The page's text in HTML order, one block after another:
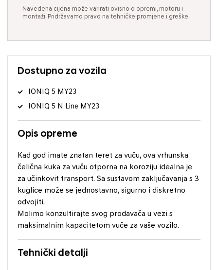
Navedena cijena može varirati ovisno o opremi, motoru i
montaži. Pridržavamo pravo na tehničke promjene i greške.
Dostupno za vozila
IONIQ 5 MY23
IONIQ 5 N Line MY23
Opis opreme
Kad god imate znatan teret za vuču, ova vrhunska
čelična kuka za vuču otporna na koroziju idealna je
za učinkovit transport. Sa sustavom zaključavanja s 3
kuglice može se jednostavno, sigurno i diskretno
odvojiti.
Molimo konzultirajte svog prodavača u vezi s
maksimalnim kapacitetom vuče za vaše vozilo.
Tehnički detalji